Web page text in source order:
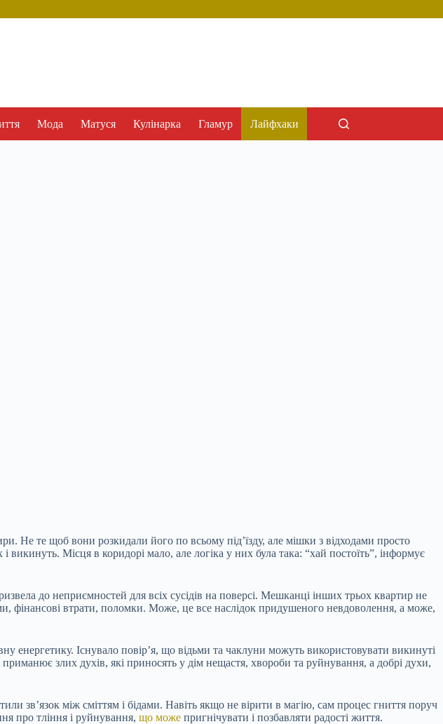
Мода Матуся Кулінарка Гламур Лайфхаки
Не те щоб вони розкидали його по всьому під’їзду, але мішки з відходами просто
викинуть. Місця в коридорі мало, але логіка у них була така: “хай постоїть”, інформує
до неприємностей для всіх сусідів на поверсі. Мешканці інших трьох квартир не
фінансові втрати, поломки. Може, це все наслідок придушеного невдоволення, а може,
енергетику. Існувало повір’я, що відьми та чаклуни можуть використовувати викинуті
злих духів, які приносять у дім нещастя, хвороби та руйнування, а добрі духи,
зв’язок між сміттям і бідами. Навіть якщо не вірити в магію, сам процес гниття поруч
про тління і руйнування, що може пригнічувати і позбавляти радості життя.